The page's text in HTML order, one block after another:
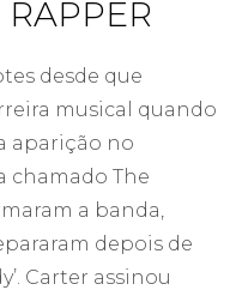
desde que
musical quando
aparição no
chamado The
a banda,
depois de
Carter assinou